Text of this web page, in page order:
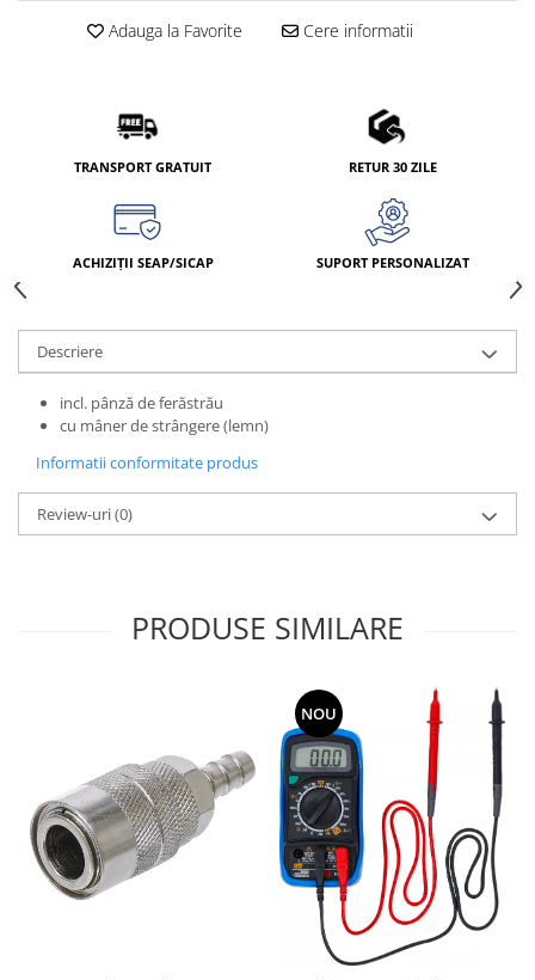
Adauga la Favorite Cere informatii
TRANSPORT GRATUIT RETUR 30 ZILE
ACHIZIȚII SEAP/SICAP SUPORT PERSONALIZAT
Descriere
incl. pânză de ferăstrău
cu mâner de strângere (lemn)
Informatii conformitate produs
Review-uri(0)
PRODUSE SIMILARE
NOU